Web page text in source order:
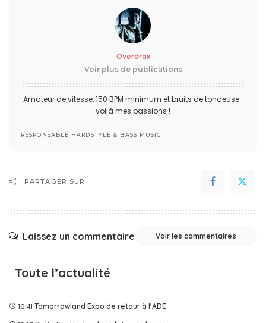
Overdrax
Voir plus de publications
Amateur de vitesse, 150 BPM minimum et bruits de tondeuse :
voilà mes passions !
RESPONSABLE HARDSTYLE & BASS MUSIC
PARTAGER SUR
Laissez un commentaire Voir les commentaires
Toute l’actualité
16:41 Tomorrowland Expo de retour à l'ADE